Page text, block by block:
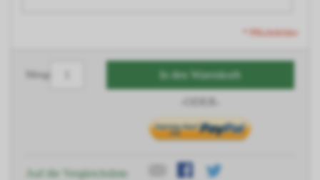
* Pflichtfelder
Menge In den Warenkorb
Auf die Vergleichsliste